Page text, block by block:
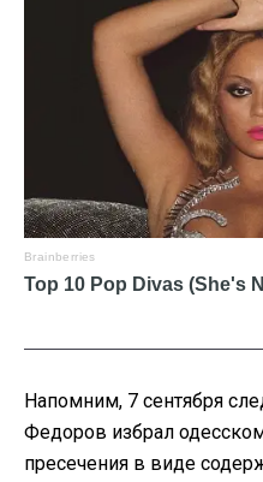
Напомним, 7 сентября
Федоров избрал
пресечения в виде